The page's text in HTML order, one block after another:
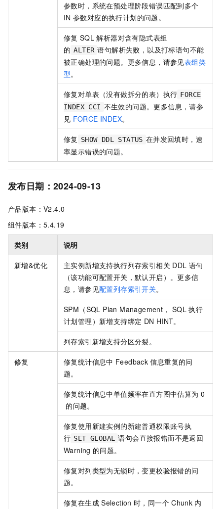
参数时，系统在预处理阶段错误匹配到多个
IN 参数对应的执行计划的问题。
修复 SQL 解析器对含有隐式表组
的 ALTER 语句解析失败，以及打标语句不能
被正确处理的问题。更多信息，请参见表组类
型。
修复对单表（没有做拆分的表）执行 FORCE
INDEX CCI 不生效的问题。更多信息，请参
见 FORCE INDEX。
修复 SHOW DDL STATUS 在并发回填时，速
率显示错误的问题。
发布日期：2024-09-13
产品版本：V2.4.0
组件版本：5.4.19
类别 说明
新增&优化 主实例新增支持执行列存索引相关 DDL 语句
（该功能可配置开关，默认开启）。更多信
息，请参见配置列存索引开关。
SPM（SQL Plan Management， SQL 执行
计划管理）新增支持绑定 DN HINT。
列存索引新增支持分区分裂。
修复 修复统计信息中 Feedback 信息重复的问
题。
修复统计信息中单值频率在直方图中估算为 0
的问题。
修复使用新建实例的新建普通权限账号执
行 SET GLOBAL 语句会直接报错而不是返回
Warning 的问题。
修复对列类型为无锁时，变更校验报错的问
题。
修复在生成 Selection 时，同一个 Chunk 内